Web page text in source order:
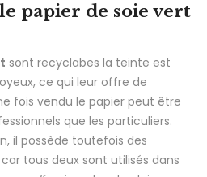
le papier de soie vert
sont recyclabes la teinte est
ce qui leur offre de
fois vendu le papier peut être
que les particuliers.
il possède toutefois des
tous deux sont utilisés dans